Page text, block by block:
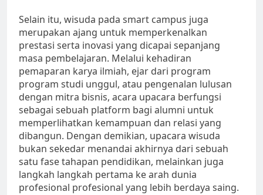
Selain itu, wisuda pada smart campus juga
merupakan ajang untuk memperkenalkan
prestasi serta inovasi yang dicapai sepanjang
masa pembelajaran. Melalui kehadiran
pemaparan karya ilmiah, ejar dari program
program studi unggul, atau pengenalan lulusan
dengan mitra bisnis, acara upacara berfungsi
sebagai sebuah platform bagi alumni untuk
memperlihatkan kemampuan dan relasi yang
dibangun. Dengan demikian, upacara wisuda
bukan sekedar menandai akhirnya dari sebuah
satu fase tahapan pendidikan, melainkan juga
langkah langkah pertama ke arah dunia
profesional profesional yang lebih berdaya saing.